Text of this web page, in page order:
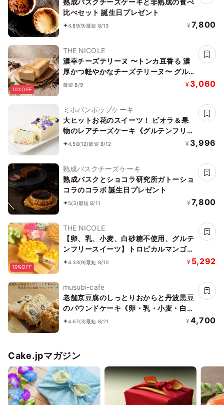
熟成バスクチーズケーキと非熟成の食べ
比べセット 誕生日プレゼント
4.89(9)最短 8/13 ¥ 7,800
10%OFF
THE NICOLE
濃幸チーズテリーヌ 〜トンカ豆香る 濃
厚かつ軽やかなチーズテリーヌ〜 グル
テンフリー
最短 8/9 ¥ 3,060
ミホパンポップケーキ
大ヒットお花のスイーツ！ ビオラ＆果
物のレアチーズケーキ《グルテンフリ
ー》
4.58(12)最短 8/12 ¥ 3,996
熟成バスクチーズケーキ
熟成バスクとショコラ研究所ガトーショ
コラのコラボ 誕生日プレゼント
5(3)最短 8/11 ¥ 7,800
10%OFF
THE NICOLE
【卵、乳、小麦、白砂糖不使用、グルテ
ンフリースイーツ】トロピカルマンゴー
バナーヌ 5号 15cm ～京豆腐仕立て～
4.33(9)最短 8/10 ¥ 5,292
musubi-cafe
老舗京豆腐のしっとりおからと丹波黒豆
のパウンドケーキ《卵・乳・小麦・白砂
糖不使用》《ヴィーガンスイーツ》《グ
4.67(3)最短 8/21 ¥ 4,700
Cake.jpマガジン